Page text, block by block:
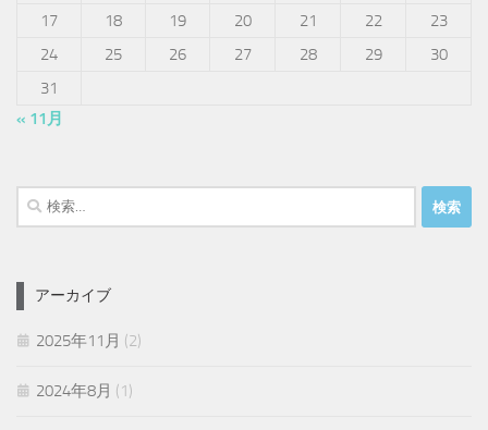
17
18 19 20 21 22
23
24
25 26 27 28 29
30
31
« 11月
検
索:
アーカイブ
2025年11月 (2)
2024年8月 (1)